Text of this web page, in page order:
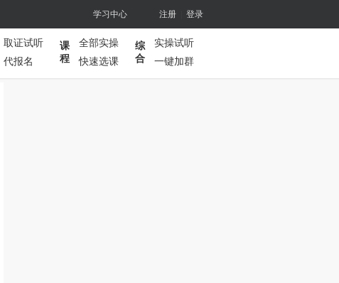
注册 登录
学习中心
取证试听
代报名
课
程
全部实操
快速选课
综
合
实操试听
一键加群